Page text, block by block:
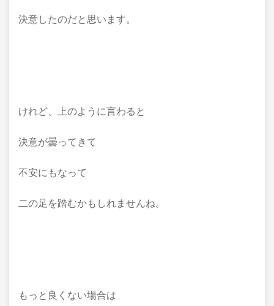
決意したのだと思います。
けれど、上のように言わると
決意が曇ってきて
不安にもなって
二の足を踏むかもしれませんね。
もっと良くない場合は